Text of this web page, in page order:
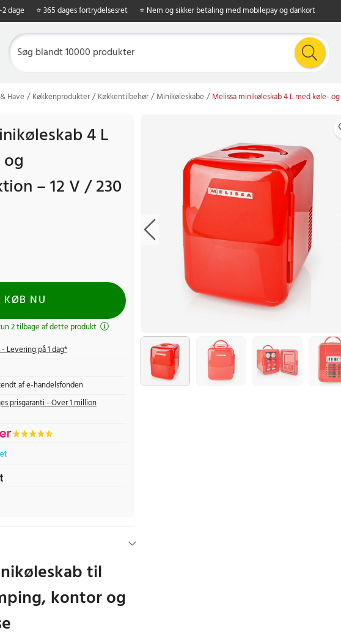
2 dage ⭐ 365 dages fortrydelsesret ⭐ Nem og sikker betaling med mobilepay og dankort
Have Køkkenprodukter Køkkentilbehør Minikøleskabe Melissa minikøleskab 4 L med køle-
4 L
– 12 V / 230
KØB NU
2 tilbage af dette produkt
- Levering på 1 dag*
af e-handelsfonden
prisgaranti - Over 1 million
til
kontor og